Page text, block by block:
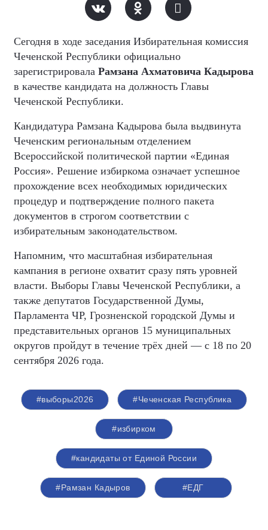
Сегодня в ходе заседания Избирательная комиссия
Чеченской Республики официально
зарегистрировала Рамзана Ахматовича Кадырова
в качестве кандидата на должность Главы
Чеченской Республики.
Кандидатура Рамзана Кадырова была выдвинута
Чеченским региональным отделением
Всероссийской политической партии «Единая
Россия». Решение избиркома означает успешное
прохождение всех необходимых юридических
процедур и подтверждение полного пакета
документов в строгом соответствии с
избирательным законодательством.
Напомним, что масштабная избирательная
кампания в регионе охватит сразу пять уровней
власти. Выборы Главы Чеченской Республики, а
также депутатов Государственной Думы,
Парламента ЧР, Грозненской городской Думы и
представительных органов 15 муниципальных
округов пройдут в течение трёх дней — с 18 по 20
сентября 2026 года.
#выборы2026 #Чеченская Республика
#избирком
#кандидаты от Единой России
#Рамзан Кадыров #ЕДГ